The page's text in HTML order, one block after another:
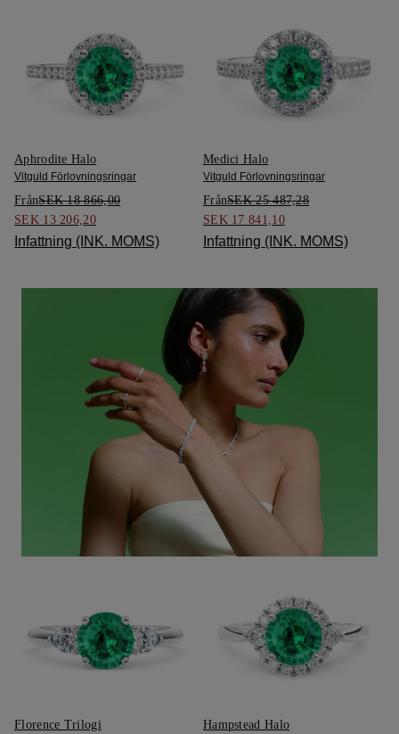
Aphrodite Halo
Vitguld Förlovningsringar
FrånSEK 18 866,00
SEK 13 206,20
Infattning (INK. MOMS)
Medici Halo
Vitguld Förlovningsringar
FrånSEK 25 487,28
SEK 17 841,10
Infattning (INK. MOMS)
Florence Trilogi Hampstead Halo